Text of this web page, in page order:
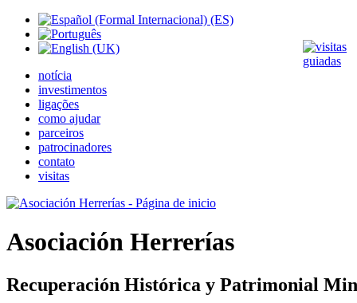
notícia
investimentos
ligações
como ajudar
parceiros
patrocinadores
contato
visitas
Asociación Herrerías
Recuperación Histórica y Patrimonial